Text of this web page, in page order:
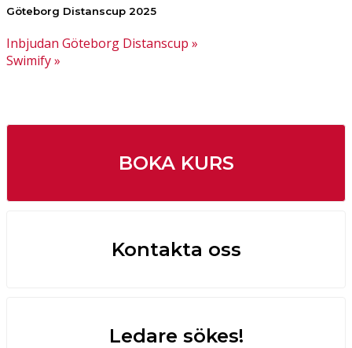
Göteborg Distanscup 2025
Inbjudan Göteborg Distanscup »
Swimify »
BOKA KURS
Kontakta oss
Ledare sökes!